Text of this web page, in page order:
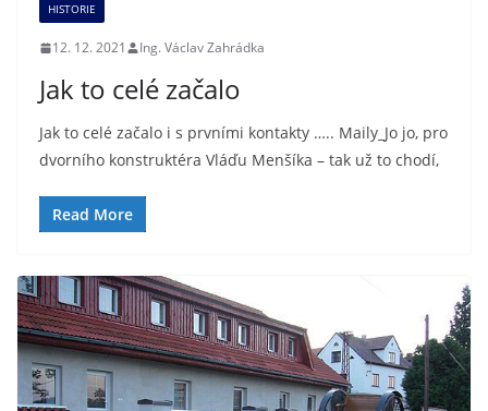
HISTORIE
12. 12. 2021 Ing. Václav Zahrádka
Jak to celé začalo
Jak to celé začalo i s prvními kontakty ….. Maily_Jo jo, pro
dvorního konstruktéra Vláďu Menšíka – tak už to chodí,
Read More